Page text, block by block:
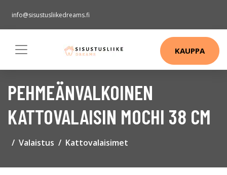
info@sisustusliikedreams.fi
KAUPPA
PEHMEÄNVALKOINEN
KATTOVALAISIN MOCHI 38 CM
Valaistus Kattovalaisimet